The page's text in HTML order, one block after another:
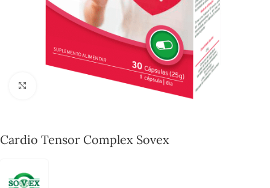
Cardio Tensor Complex Sovex